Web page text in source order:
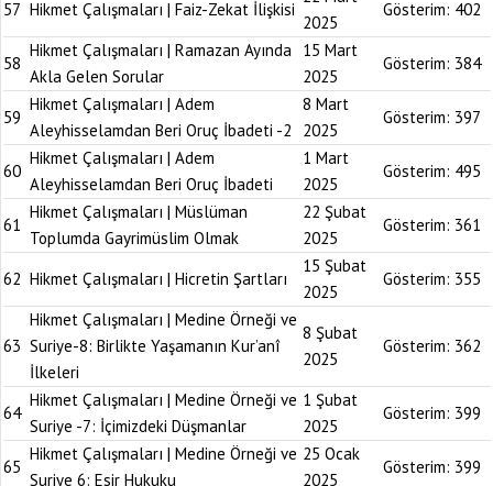
57 Hikmet Çalışmaları | Faiz-Zekat İlişkisi
2025
Gösterim: 402
58
Hikmet Çalışmaları | Ramazan Ayında
Akla Gelen Sorular
15 Mart
2025
Gösterim: 384
59
Hikmet Çalışmaları | Adem
Aleyhisselamdan Beri Oruç İbadeti -2
8 Mart
2025
Gösterim: 397
60
Hikmet Çalışmaları | Adem
Aleyhisselamdan Beri Oruç İbadeti
1 Mart
2025
Gösterim: 495
61
Hikmet Çalışmaları | Müslüman
Toplumda Gayrimüslim Olmak
22 Şubat
2025
Gösterim: 361
62 Hikmet Çalışmaları | Hicretin Şartları
15 Şubat
2025
Gösterim: 355
63
Hikmet Çalışmaları | Medine Örneği ve
Suriye-8: Birlikte Yaşamanın Kur’anî
İlkeleri
8 Şubat
2025
Gösterim: 362
64
Hikmet Çalışmaları | Medine Örneği ve
Suriye -7: İçimizdeki Düşmanlar
1 Şubat
2025
Gösterim: 399
65
Hikmet Çalışmaları | Medine Örneği ve
Suriye 6: Esir Hukuku
25 Ocak
2025
Gösterim: 399